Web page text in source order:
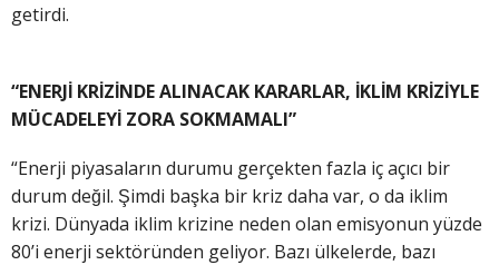
getirdi.
“ENERJİ KRİZİNDE ALINACAK KARARLAR, İKLİM KRİZİYLE
MÜCADELEYİ ZORA SOKMAMALI”
“Enerji piyasaların durumu gerçekten fazla iç açıcı bir
durum değil. Şimdi başka bir kriz daha var, o da iklim
krizi. Dünyada iklim krizine neden olan emisyonun yüzde
80’i enerji sektöründen geliyor. Bazı ülkelerde, bazı